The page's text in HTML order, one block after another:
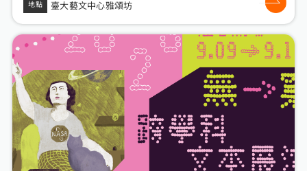
臺大藝文中心雅頌坊